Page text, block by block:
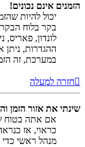
הזמנים אינם נכונים!
יכול להיות
בקר בלוח
לונדון, פאריס,
ההגדרות,
במערכת, זה
חזרה למעלה
שינתי את אזור הזמן
אם אתה בטוח
כראוי, אז
מנהל ראשי